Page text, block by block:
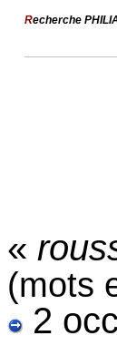
Recherche
«
(mots
2